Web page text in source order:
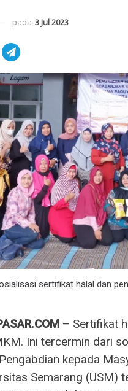
pada 3 Jul 2023
sertifikat halal dan
– Sertifikat
Ini tercermin dari
kepada
Semarang (USM)